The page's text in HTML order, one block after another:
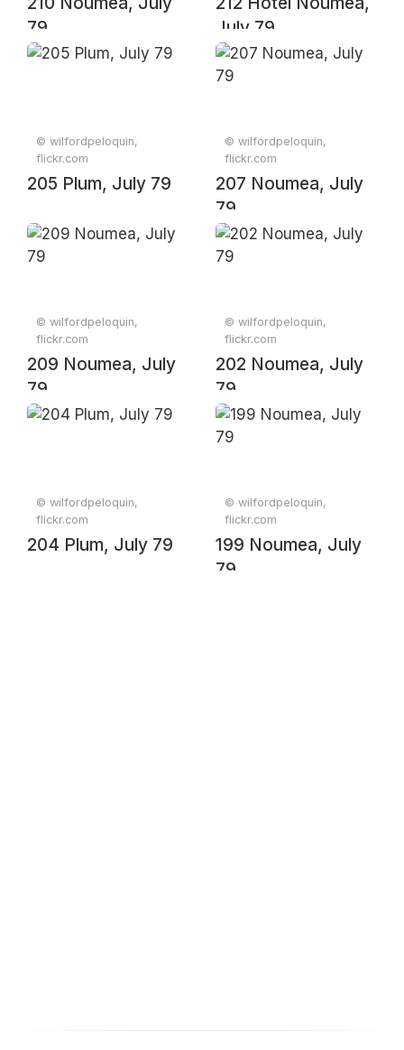
79
July 79
© wilfordpeloquin,
flickr.com
205 Plum, July 79
© wilfordpeloquin,
flickr.com
207 Noumea, July
79
© wilfordpeloquin,
flickr.com
209 Noumea, July
79
© wilfordpeloquin,
flickr.com
202 Noumea, July
79
© wilfordpeloquin,
flickr.com
204 Plum, July 79
© wilfordpeloquin,
flickr.com
199 Noumea, July
79